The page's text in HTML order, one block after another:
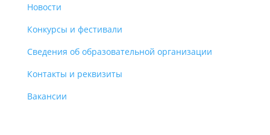
Новости
Конкурсы и фестивали
Сведения об образовательной организации
Контакты и реквизиты
Вакансии